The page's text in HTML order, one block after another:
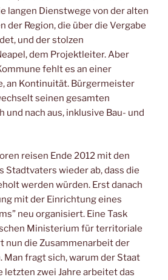
langen Dienstwege von der alten
der Region, die über die Vergabe
und der stolzen
dem Projektleiter. Aber
fehlt es an einer
an Kontinuität. Bürgermeister
seinen gesamten
und nach aus, inklusive Bau- und
reisen Ende 2012 mit den
Stadtvaters wieder ab, dass die
werden würden. Erst danach
mit der Einrichtung eines
neu organisiert. Eine Task
Ministerium für territoriale
nun die Zusammenarbeit der
Man fragt sich, warum der Staat
letzten zwei Jahre arbeitet das